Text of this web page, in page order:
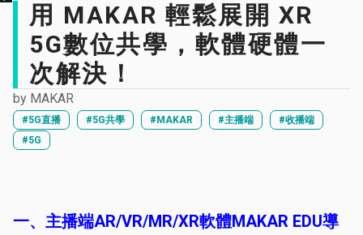
用 MAKAR 輕鬆展開 XR
5G數位共學，軟體硬體一
次解決！
by MAKAR
#5G直播 #5G共學 #MAKAR #主播端
#收播端
#5G
一、主播端AR/VR/MR/XR軟體MAKAR EDU導